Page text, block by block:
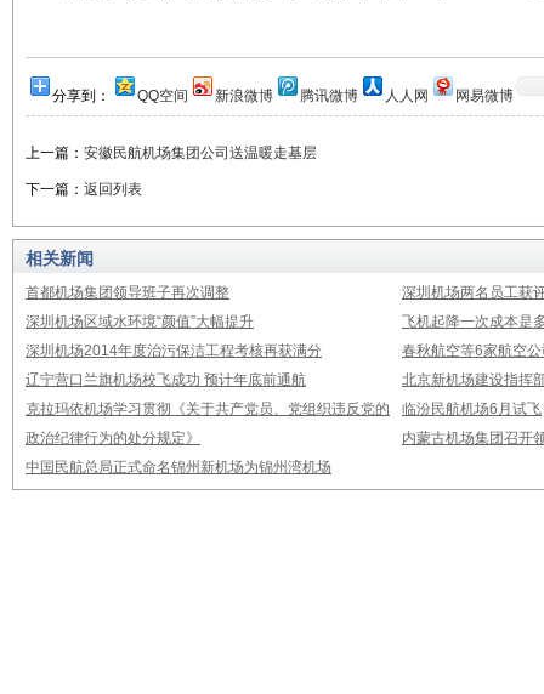
分享到： QQ空间 新浪微博 腾讯微博 人人网 网易微博
上一篇： 安徽民航机场集团公司送温暖走基层
下一篇： 返回列表
相关新闻
首都机场集团领导班子再次调整
深圳机场两名员工获
深圳机场区域水环境“颜值”大幅提升
飞机起降一次成本是
深圳机场2014年度治污保洁工程考核再获满分
春秋航空等6家航空
辽宁营口兰旗机场校飞成功 预计年底前通航
北京新机场建设指挥
克拉玛依机场学习贯彻《关于共产党员、党组织违反党的
政治纪律行为的处分规定》
临汾民航机场6月试飞
内蒙古机场集团召开
中国民航总局正式命名锦州新机场为锦州湾机场